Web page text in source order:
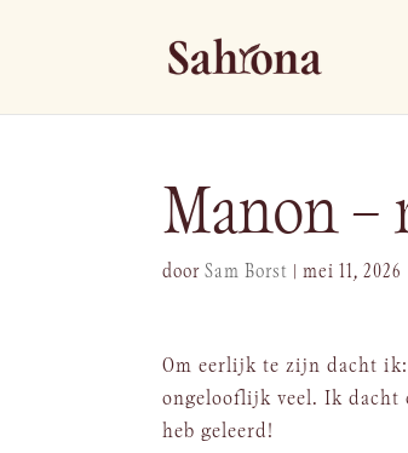
Manon –
doorSam Borst |mei 11, 2026
Om eerlijk te zijn dacht ik:
ongelooflijk veel. Ik dacht
heb geleerd!